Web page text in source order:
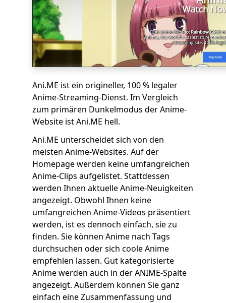
Ani.ME ist ein origineller, 100 % legaler
Anime-Streaming-Dienst. Im Vergleich
zum primären Dunkelmodus der Anime-
Website ist Ani.ME hell.
Ani.ME unterscheidet sich von den
meisten Anime-Websites. Auf der
Homepage werden keine umfangreichen
Anime-Clips aufgelistet. Stattdessen
werden Ihnen aktuelle Anime-Neuigkeiten
angezeigt. Obwohl Ihnen keine
umfangreichen Anime-Videos präsentiert
werden, ist es dennoch einfach, sie zu
finden. Sie können Anime nach Tags
durchsuchen oder sich coole Anime
empfehlen lassen. Gut kategorisierte
Anime werden auch in der ANIME-Spalte
angezeigt. Außerdem können Sie ganz
einfach eine Zusammenfassung und